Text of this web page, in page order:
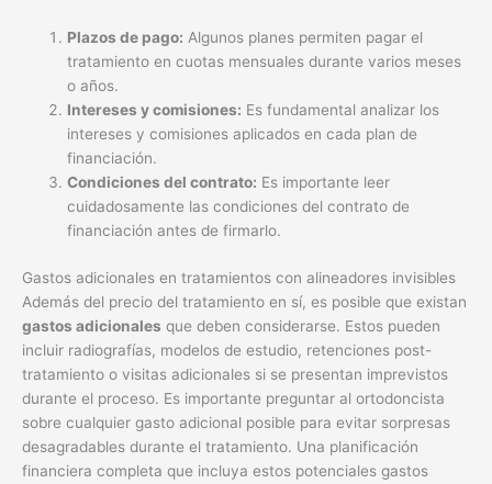
Plazos de pago: Algunos planes permiten pagar el
tratamiento en cuotas mensuales durante varios meses
o años.
Intereses y comisiones: Es fundamental analizar los
intereses y comisiones aplicados en cada plan de
financiación.
Condiciones del contrato: Es importante leer
cuidadosamente las condiciones del contrato de
financiación antes de firmarlo.
Gastos adicionales en tratamientos con alineadores invisibles
Además del precio del tratamiento en sí, es posible que existan
gastos adicionales que deben considerarse. Estos pueden
incluir radiografías, modelos de estudio, retenciones post-
tratamiento o visitas adicionales si se presentan imprevistos
durante el proceso. Es importante preguntar al ortodoncista
sobre cualquier gasto adicional posible para evitar sorpresas
desagradables durante el tratamiento. Una planificación
financiera completa que incluya estos potenciales gastos